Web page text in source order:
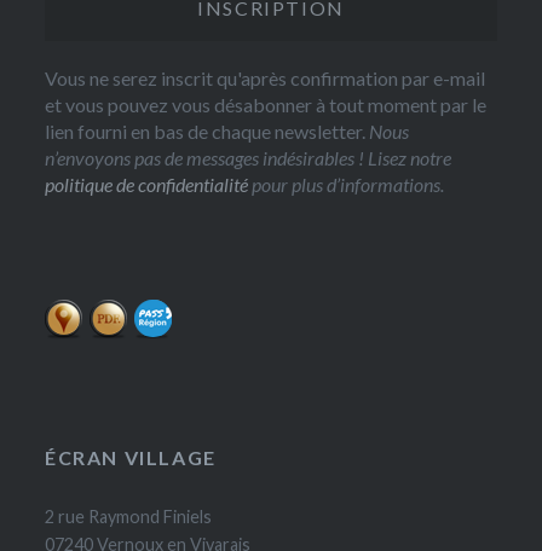
Vous ne serez inscrit qu'après confirmation par e-mail
et vous pouvez vous désabonner à tout moment par le
lien fourni en bas de chaque newsletter. Nous
n’envoyons pas de messages indésirables ! Lisez notre
politique de confidentialité pour plus d’informations.
ÉCRAN VILLAGE
2 rue Raymond Finiels
07240 Vernoux en Vivarais